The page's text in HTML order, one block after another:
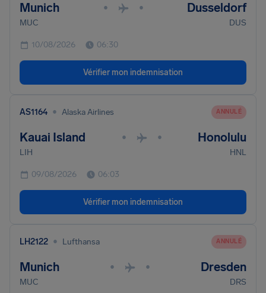
Munich • • Dusseldorf
MUC DUS
10/08/2026 06:30
Vérifier mon indemnisation
AS1164 • Alaska Airlines ANNULÉ
Kauai Island • • Honolulu
LIH HNL
09/08/2026 06:03
Vérifier mon indemnisation
LH2122 • Lufthansa ANNULÉ
Munich • • Dresden
MUC DRS